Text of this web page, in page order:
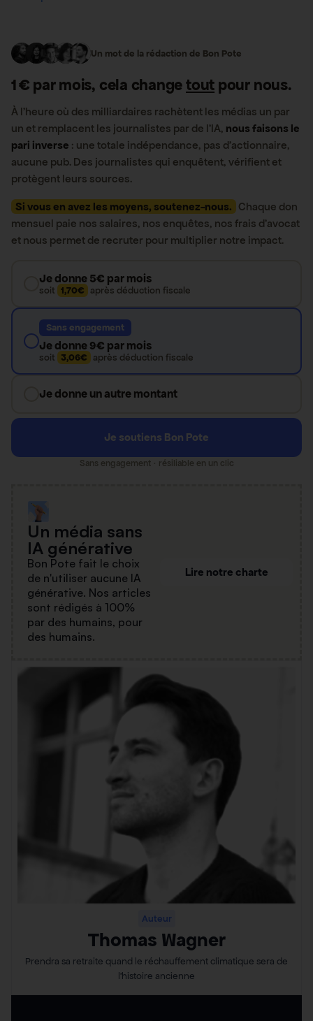
Un mot de la rédaction de Bon Pote
1 € par mois, cela changetout pour nous.
À l’heure où des milliardaires rachètent les médias un par
un et remplacent les journalistes par de l’IA, nous faisons le
pari inverse : une totale indépendance, pas d’actionnaire,
aucune pub. Des journalistes qui enquêtent, vérifient et
protègent leurs sources.
Si vous en avez les moyens, soutenez-nous. Chaque don
mensuel paie nos salaires, nos enquêtes, nos frais d’avocat
et nous permet de recruter pour multiplier notre impact.
Je donne 5€ par mois
soit 1,70€ après déduction fiscale
Sans engagement
Je donne 9€ par mois
soit 3,06€ après déduction fiscale
Je donne un autre montant
Je soutiens Bon Pote
Sans engagement · résiliable en un clic
Un média sans
IA générative
Bon Pote fait le choix
de n'utiliser aucune IA
générative. Nos articles
sont rédigés à 100%
par des humains, pour
des humains.
Lire notre charte
Auteur
Thomas Wagner
Prendra sa retraite quand le réchauffement climatique sera de
l’histoire ancienne